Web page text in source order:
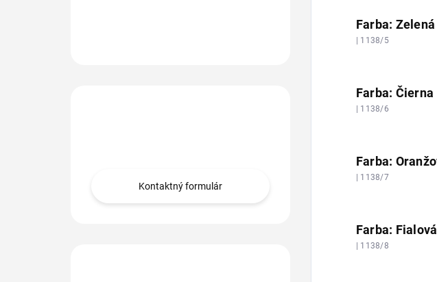
Kontaktný formulár
Farba: Zelená
| 1138/5
Farba: Čierna
| 1138/6
Farba:
| 1138/7
Farba: Fialová
| 1138/8